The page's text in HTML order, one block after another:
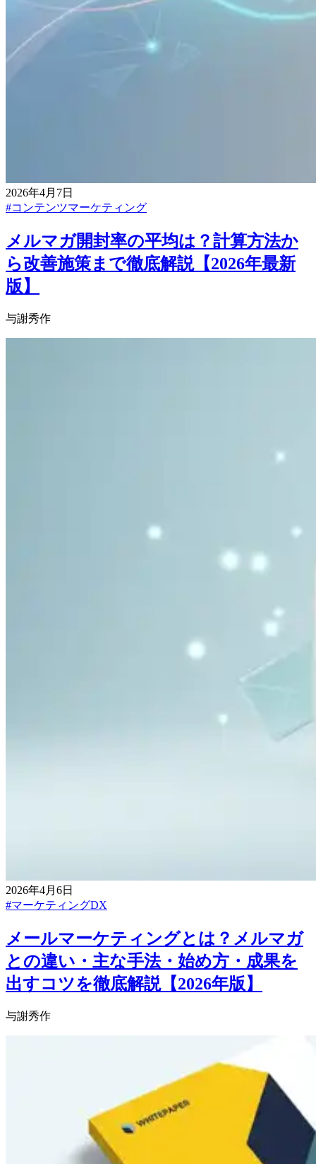
2026年4月7日
#コンテンツマーケティング
メルマガ開封率の平均は？計算方法か
ら改善施策まで徹底解説【2026年最新
版】
与謝秀作
2026年4月6日
#マーケティングDX
メールマーケティングとは？メルマガ
との違い・主な手法・始め方・成果を
出すコツを徹底解説【2026年版】
与謝秀作